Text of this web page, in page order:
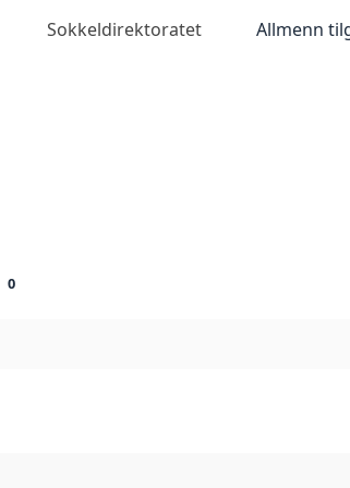
Sokkeldirektoratet Allmenn
0